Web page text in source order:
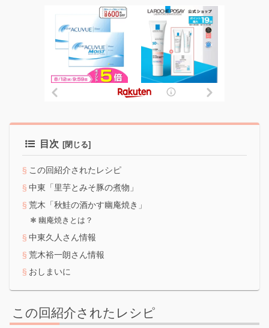
目次
この回紹介されたレシピ
中東「里芋とみそ豚の煮物」
荒木「秋鮭の酒かす幽庵焼き」
幽庵焼きとは？
中東久人さん情報
荒木裕一朗さん情報
おしまいに
この回紹介されたレシピ